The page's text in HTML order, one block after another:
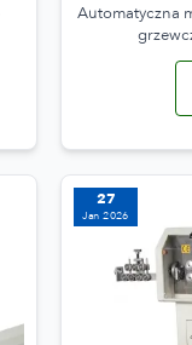
Automatyczna
27
Jan 2026